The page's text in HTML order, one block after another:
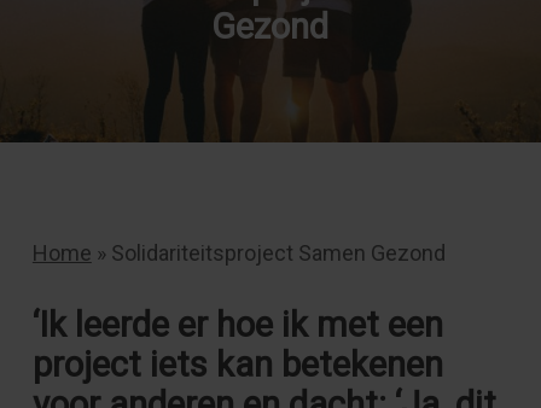
Gezond
Home » Solidariteitsproject Samen Gezond
‘Ik leerde er hoe ik met een
project iets kan betekenen